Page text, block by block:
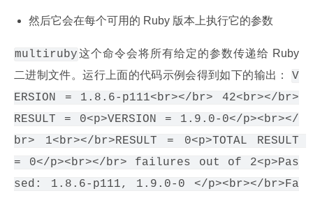
然后它会在每个可用的 Ruby 版本上执行它的参数
multiruby这个命令会将所有给定的参数传递给 Ruby
二进制文件。运行上面的代码示例会得到如下的输出： V
ERSION = 1.8.6-p111<br></br> 42<br></br>
RESULT = 0<p>VERSION = 1.9.0-0</p><br></
br> 1<br></br>RESULT = 0<p>TOTAL RESULT
= 0</p><br></br> failures out of 2<p>Pas
sed: 1.8.6-p111, 1.9.0-0 </p><br></br>Fa